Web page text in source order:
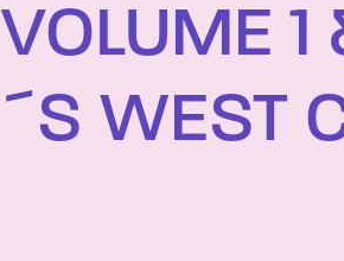
VOLUME 1
´S WEST